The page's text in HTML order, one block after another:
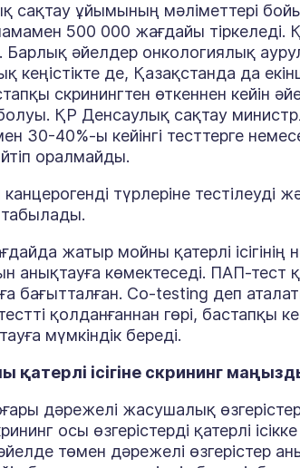
сақтау ұйымының мәліметтері
шамамен 500 000 жағдайы
Барлық әйелдер онкологиялық
кеңістікте де, Қазақстанда да
скринингтен өткеннен кейін
ҚР Денсаулық сақтау
30-40%-ы кейінгі тесттерге
оралмайды.
түрлеріне тестілеуді
табылады.
жатыр мойны қатерлі ісігінің
анықтауға көмектеседі. ПАП-тест
бағытталған. Co-testing деп
қолданғаннан гөрі, бастапқы
мүмкіндік береді.
қатерлі ісігіне скрининг
дәрежелі жасушалық өзгерістер
осы өзгерістерді қатерлі
төмен дәрежелі өзгерістер